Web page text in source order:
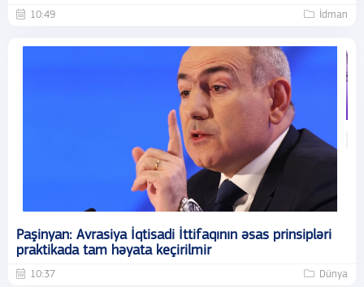
10:49 İdman
Paşinyan: Avrasiya İqtisadi İttifaqının əsas prinsipləri
praktikada tam həyata keçirilmir
10:37 Dünya